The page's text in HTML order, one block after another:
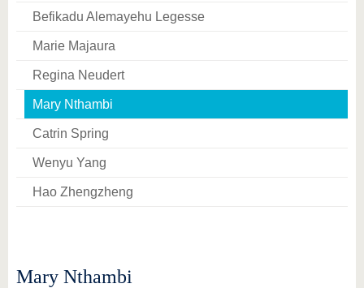
Befikadu Alemayehu Legesse
Marie Majaura
Regina Neudert
Mary Nthambi
Catrin Spring
Wenyu Yang
Hao Zhengzheng
Mary Nthambi